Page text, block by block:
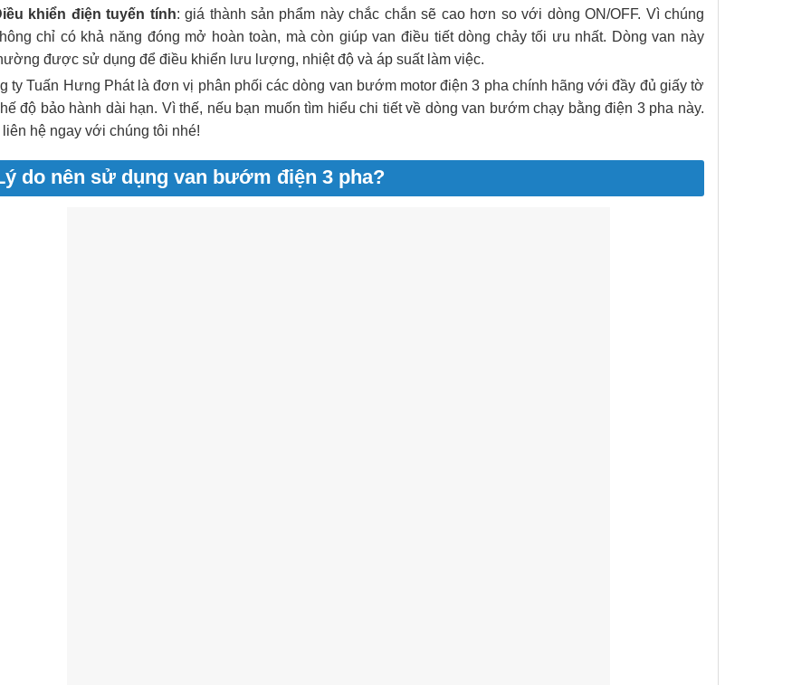
khiển điện tuyến tính: giá thành sản phẩm này chắc chắn sẽ cao hơn so với dòng ON/OFF. Vì chúng
chỉ có khả năng đóng mở hoàn toàn, mà còn giúp van điều tiết dòng chảy tối ưu nhất. Dòng van này
được sử dụng để điều khiển lưu lượng, nhiệt độ và áp suất làm việc.
ty Tuấn Hưng Phát là đơn vị phân phối các dòng van bướm motor điện 3 pha chính hãng với đầy đủ giấy tờ
độ bảo hành dài hạn. Vì thế, nếu bạn muốn tìm hiểu chi tiết về dòng van bướm chạy bằng điện 3 pha này.
hệ ngay với chúng tôi nhé!
do nên sử dụng van bướm điện 3 pha?